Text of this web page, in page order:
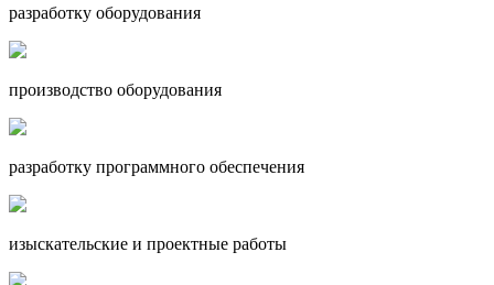
разработку оборудования
производство оборудования
разработку программного обеспечения
изыскательские и проектные работы